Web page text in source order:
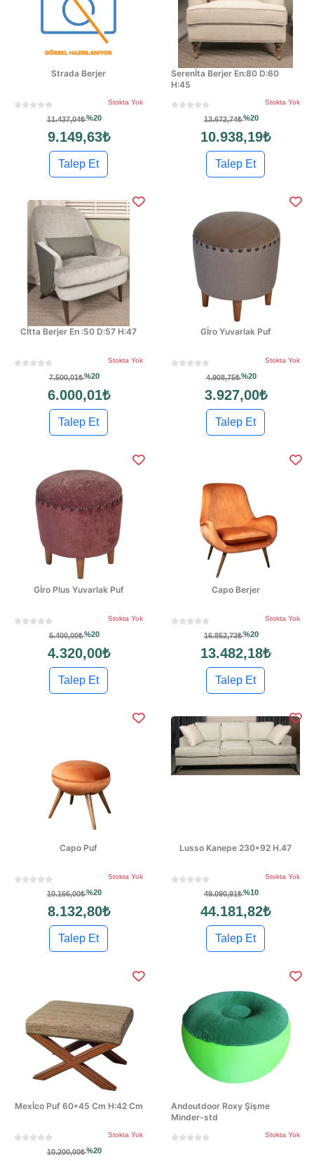
Strada Berjer
Stokta Yok
11.437,04₺%20
9.149,63₺
Talep Et
Serenİta Berjer En:80 D:60
H:45
Stokta Yok
13.672,74₺%20
10.938,19₺
Talep Et
Cİtta Berjer En :50 D:57 H:47
Stokta Yok
7.500,01₺%20
6.000,01₺
Talep Et
Gİro Yuvarlak Puf
Stokta Yok
4.908,75₺%20
3.927,00₺
Talep Et
Gİro Plus Yuvarlak Puf
Stokta Yok
5.400,00₺%20
4.320,00₺
Talep Et
Capo Berjer
Stokta Yok
16.852,73₺%20
13.482,18₺
Talep Et
Capo Puf
Stokta Yok
10.166,00₺%20
8.132,80₺
Talep Et
Lusso Kanepe 230*92 H.47
Stokta Yok
49.090,91₺%10
44.181,82₺
Talep Et
Mexİco Puf 60*45 Cm H:42 Cm
Stokta Yok
10.200,00₺%20
Andoutdoor Roxy Şişme
Minder-std
Stokta Yok